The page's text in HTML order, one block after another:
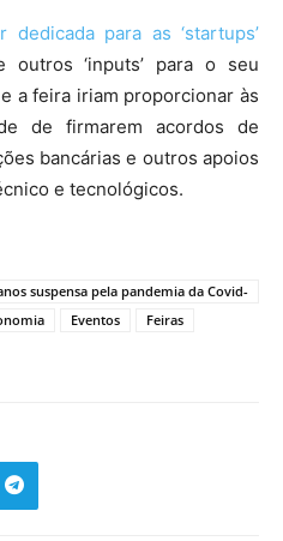
dedicada para as ‘startups’
outros ‘inputs’ para o seu
a feira iriam proporcionar às
de firmarem acordos de
bancárias e outros apoios
e tecnológicos.
suspensa pela pandemia da Covid-
Eventos
Feiras